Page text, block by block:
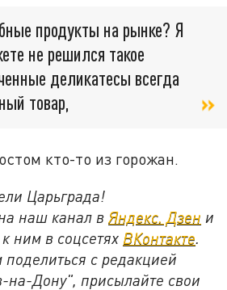
продукты на рынке? Я
не решился такое
деликатесы всегда
товар,
кто-то из горожан.
Царьграда!
наш канал вЯндекс. Дзен и
ним в соцсетях ВКонтакте.
поделиться с редакцией
на-Дону", присылайте свои